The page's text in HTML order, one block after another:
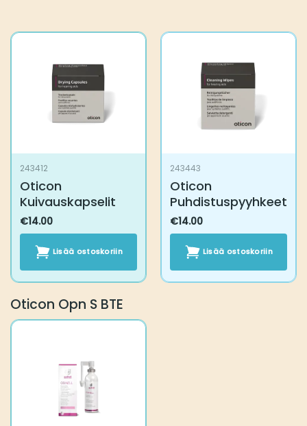
243412
Oticon
Kuivauskapselit
€14.00
Lisää ostoskoriin
243443
Oticon
Puhdistuspyyhkeet
€14.00
Lisää ostoskoriin
Oticon Opn S BTE